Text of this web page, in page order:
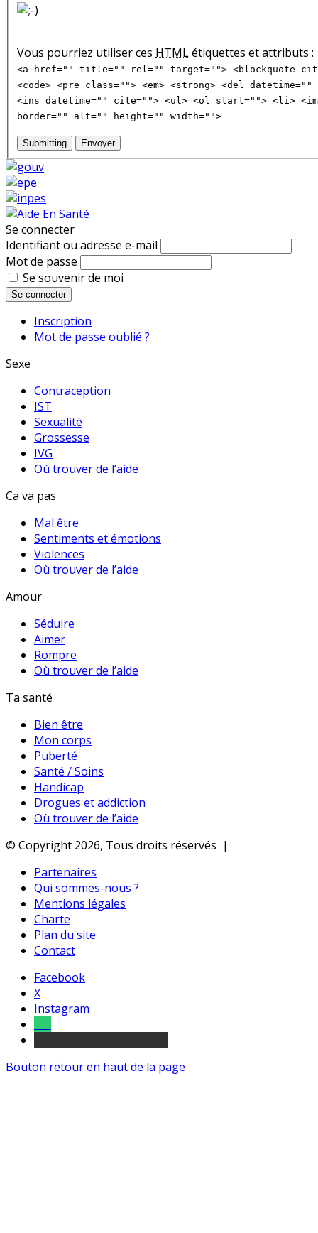
Vous pourriez utiliser ces HTMLétiquettes et attributs :
<a href="" title="" rel="" target=""> <blockquote
<code> <pre class=""> <em> <strong> <del
<ins datetime="" cite=""> <ul> <ol start=""> <li>
border="" alt="" height="" width="">
Submitting Envoyer
Se connecter
Identifiant ou adresse e-mail
Mot de passe
Se souvenir de moi
Se connecter
Inscription
Mot de passe oublié ?
Sexe
Contraception
IST
Sexualité
Grossesse
IVG
Où trouver de l’aide
Ca va pas
Mal être
Sentiments et émotions
Violences
Où trouver de l’aide
Amour
Séduire
Aimer
Rompre
Où trouver de l’aide
Ta santé
Bien être
Mon corps
Puberté
Santé / Soins
Handicap
Drogues et addiction
Où trouver de l’aide
© Copyright 2026, Tous droits réservés |
Partenaires
Qui sommes-nous ?
Mentions légales
Charte
Plan du site
Contact
Facebook
X
Instagram
Bouton retour en haut de la page